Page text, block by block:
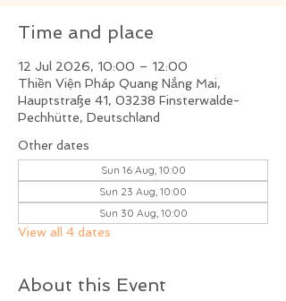
Time and place
12 Jul 2026, 10:00 – 12:00
Thiền Viện Pháp Quang Nắng Mai,
Hauptstraße 41, 03238 Finsterwalde-
Pechhütte, Deutschland
Other dates
Sun 16 Aug, 10:00
Sun 23 Aug, 10:00
Sun 30 Aug, 10:00
View all 4 dates
About this Event